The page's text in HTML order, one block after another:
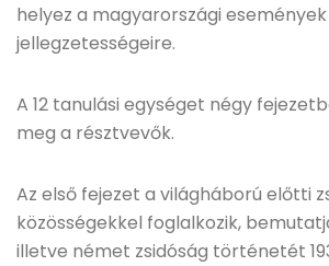
helyez a magyarországi események
jellegzetességeire.
A 12 tanulási egységet négy
meg a résztvevők.
Az első fejezet a világháború előtti
közösségekkel foglalkozik,
illetve német zsidóság történetét